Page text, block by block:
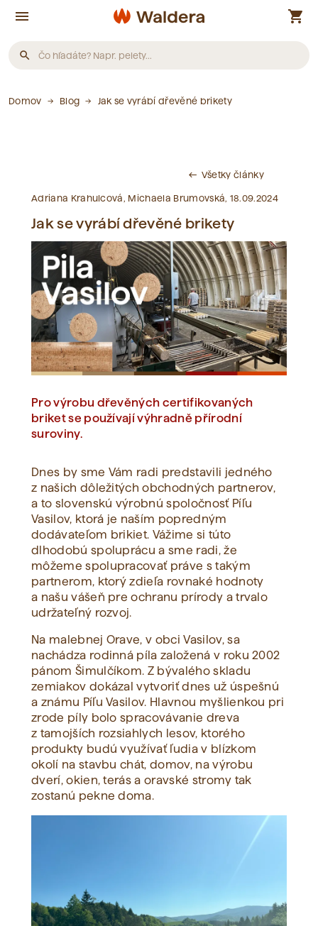
menu shopping_cart
search
Produkty
Neboli nájdené žiadne články.
Slovník pojmov
Neboli nájdené žiadne pojmy.
Zobraziť všetko
Domov Blog Jak se vyrábí dřevěné brikety
west Všetky články
Adriana Krahulcová, Michaela Brumovská, 18.09.2024
Jak se vyrábí dřevěné brikety
Pro výrobu dřevěných certifikovaných
briket se používají výhradně přírodní
suroviny.
Dnes by sme Vám radi predstavili jedného
z našich dôležitých obchodných partnerov,
a to slovenskú výrobnú spoločnosť Píľu
Vasilov, ktorá je naším popredným
dodávateľom brikiet. Vážime si túto
dlhodobú spoluprácu a sme radi, že
môžeme spolupracovať práve s takým
partnerom, ktorý zdieľa rovnaké hodnoty
a našu vášeň pre ochranu prírody a trvalo
udržateľný rozvoj.
Na malebnej Orave, v obci Vasilov, sa
nachádza rodinná píla založená v roku 2002
pánom Šimulčíkom. Z bývalého skladu
zemiakov dokázal vytvoriť dnes už úspešnú
a známu Píľu Vasilov. Hlavnou myšlienkou pri
zrode píly bolo spracovávanie dreva
z tamojších rozsiahlych lesov, ktorého
produkty budú využívať ľudia v blízkom
okolí na stavbu chát, domov, na výrobu
dverí, okien, terás a oravské stromy tak
zostanú pekne doma.